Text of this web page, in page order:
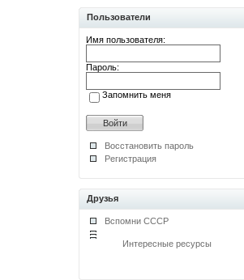
Пользователи
Имя пользователя:
Пароль:
Запомнить меня
Восстановить пароль
Регистрация
Друзья
Вспомни СССР
Интересные ресурсы